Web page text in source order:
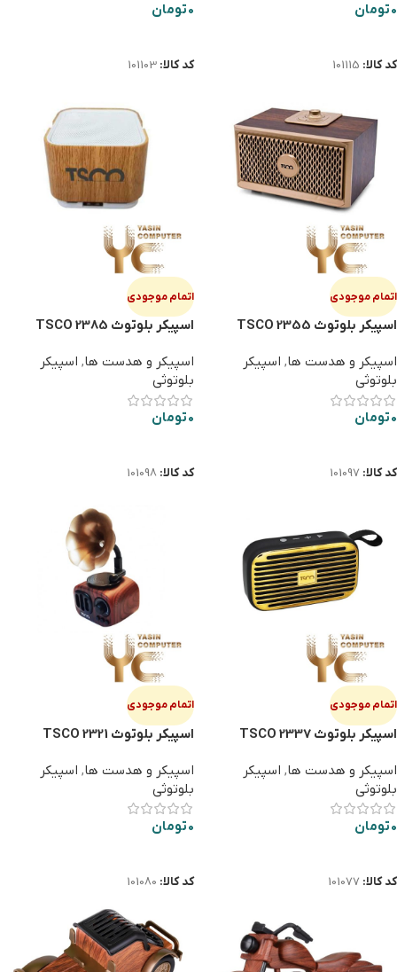
0تومان
کد کالا: 101115
0تومان
کد کالا: 101103
اتمام موجودی
اسپیکر بلوتوث TSCO 2355
اسپیکر و هدست ها, اسپیکر
بلوتوثی
0تومان
کد کالا: 101097
اتمام موجودی
اسپیکر بلوتوث TSCO 2385
اسپیکر و هدست ها, اسپیکر
بلوتوثی
0تومان
کد کالا: 101098
اتمام موجودی
اسپیکر بلوتوث TSCO 2337
اسپیکر و هدست ها, اسپیکر
بلوتوثی
0تومان
کد کالا: 101077
اتمام موجودی
اسپیکر بلوتوث TSCO 2321
اسپیکر و هدست ها, اسپیکر
بلوتوثی
0تومان
کد کالا: 101080